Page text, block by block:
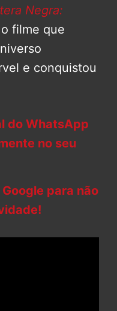
Negra:
filme que
e conquistou
do WhatsApp
no seu
para não